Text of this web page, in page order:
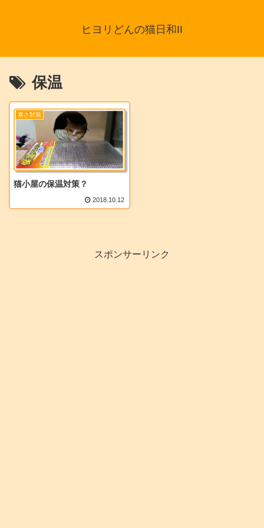
ヒヨリどんの猫日和II
保温
寒さ対策
猫小屋の保温対策？
2018.10.12
スポンサーリンク